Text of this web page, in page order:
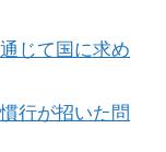
じて国に求め
行が招いた問